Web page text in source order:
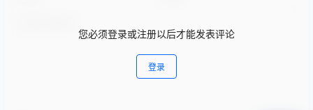
您必须登录或注册以后才能发表评论
登录